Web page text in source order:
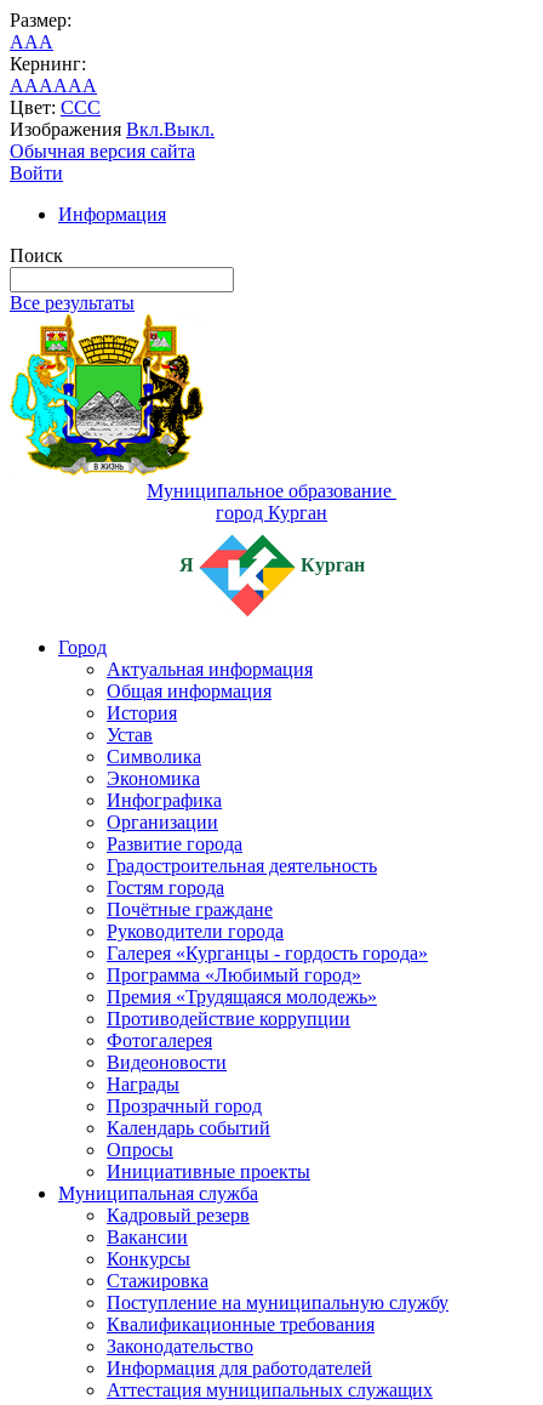
Размер:
AAA
Кернинг:
AAAAAA
Цвет: CCC
Изображения Вкл.Выкл.
Обычная версия сайта
Войти
Информация
Поиск
Все результаты
Муниципальное образование
город Курган
Я Курган
Город
Актуальная информация
Общая информация
История
Устав
Символика
Экономика
Инфографика
Организации
Развитие города
Градостроительная деятельность
Гостям города
Почётные граждане
Руководители города
Галерея «Курганцы - гордость города»
Программа «Любимый город»
Премия «Трудящаяся молодежь»
Противодействие коррупции
Фотогалерея
Видеоновости
Награды
Прозрачный город
Календарь событий
Опросы
Инициативные проекты
Муниципальная служба
Кадровый резерв
Вакансии
Конкурсы
Стажировка
Поступление на муниципальную службу
Квалификационные требования
Законодательство
Информация для работодателей
Аттестация муниципальных служащих